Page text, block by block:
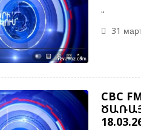
..
31
CBC